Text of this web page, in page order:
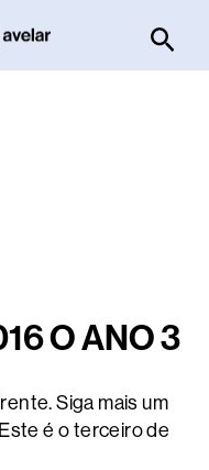
O ANO 3
Siga mais um
é o terceiro de